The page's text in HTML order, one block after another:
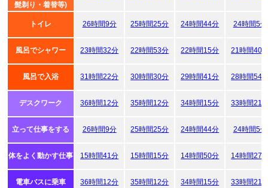
髭剃り・着替等)
トイレ 26時間9分 25時間25分 24時間44分 24時間5分
風呂でシャワー 23時間32分 22時間53分 22時間15分 21時間40
風呂で入浴 31時間22分 30時間30分 29時間41分 28時間54
デスクワーク 36時間12分 35時間12分 34時間15分 33時間21
立って仕事をする 26時間9分 25時間25分 24時間44分 24時間5分
体をよく動かす仕事 15時間41分 15時間15分 14時間50分 14時間27
電車バスに乗車 36時間12分 35時間12分 34時間15分 33時間21